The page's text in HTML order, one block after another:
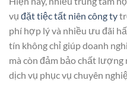
vụ đặt tiệc tất niên công ty
phí hợp lý và nhiều ưu đãi
tín không chỉ giúp doanh
mà còn đảm bảo chất lượng
dịch vụ phục vụ chuyên